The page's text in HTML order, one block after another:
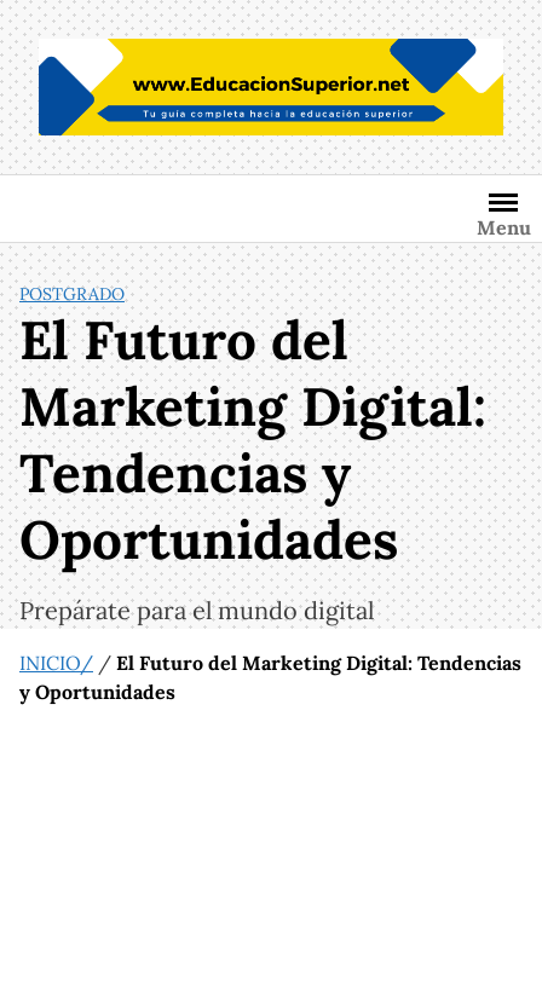
Saltar
al
contenido
Menu
POSTGRADO
El Futuro del
Marketing Digital:
Tendencias y
Oportunidades
Prepárate para el mundo digital
INICIO/ / El Futuro del Marketing Digital: Tendencias
y Oportunidades